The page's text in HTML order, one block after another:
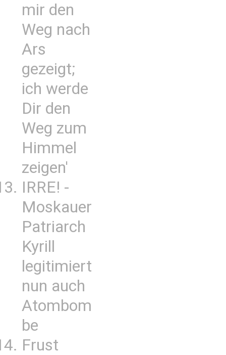
mir den
Weg nach
Ars
gezeigt;
ich werde
Dir den
Weg zum
Himmel
zeigen'
IRRE! -
Moskauer
Patriarch
Kyrill
legitimiert
nun auch
Atombom
be
Frust